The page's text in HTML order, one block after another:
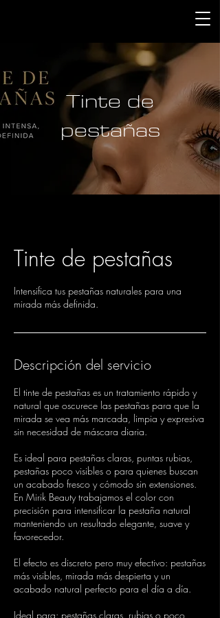
Tinte de
pestañas
Tinte de pestañas
Intensifica tus pestañas naturales para una
mirada más definida.
Descripción del servicio
El tinte de pestañas es un tratamiento rápido y
natural que oscurece las pestañas para que la
mirada se vea más marcada, limpia y expresiva
sin necesidad de máscara diaria.
Es ideal para pestañas claras, puntas rubias,
pestañas poco visibles o para quienes buscan
un acabado fresco y cómodo sin extensiones.
En Mirik Beauty trabajamos el color con
precisión para intensificar la pestaña natural
manteniendo un resultado elegante, suave y
favorecedor.
El efecto es discreto pero muy efectivo: pestañas
más visibles, mirada más despierta y un
acabado natural perfecto para el día a día.
Ideal para: pestañas claras, rubias o poco